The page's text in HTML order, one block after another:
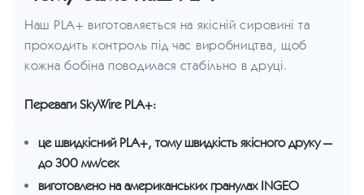
Наш PLA+ виготовляється на якісній сировині та
проходить контроль під час виробництва, щоб
кожна бобіна поводилася стабільно в друці.
Переваги SkyWire PLA+:
це швидкісний PLA+, тому швидкість якісного друку —
до 300 мм/сек
виготовлено на американських гранулах INGEO